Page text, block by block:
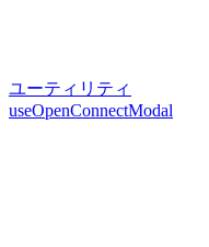
ユーティリティ
useOpenConnectModal